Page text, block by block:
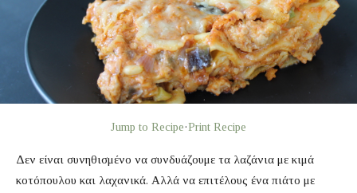
Jump to Recipe·Print Recipe
Δεν είναι συνηθισμένο να συνδυάζουμε τα λαζάνια με κιμά
κοτόπουλου και λαχανικά. Αλλά να επιτέλους ένα πιάτο με